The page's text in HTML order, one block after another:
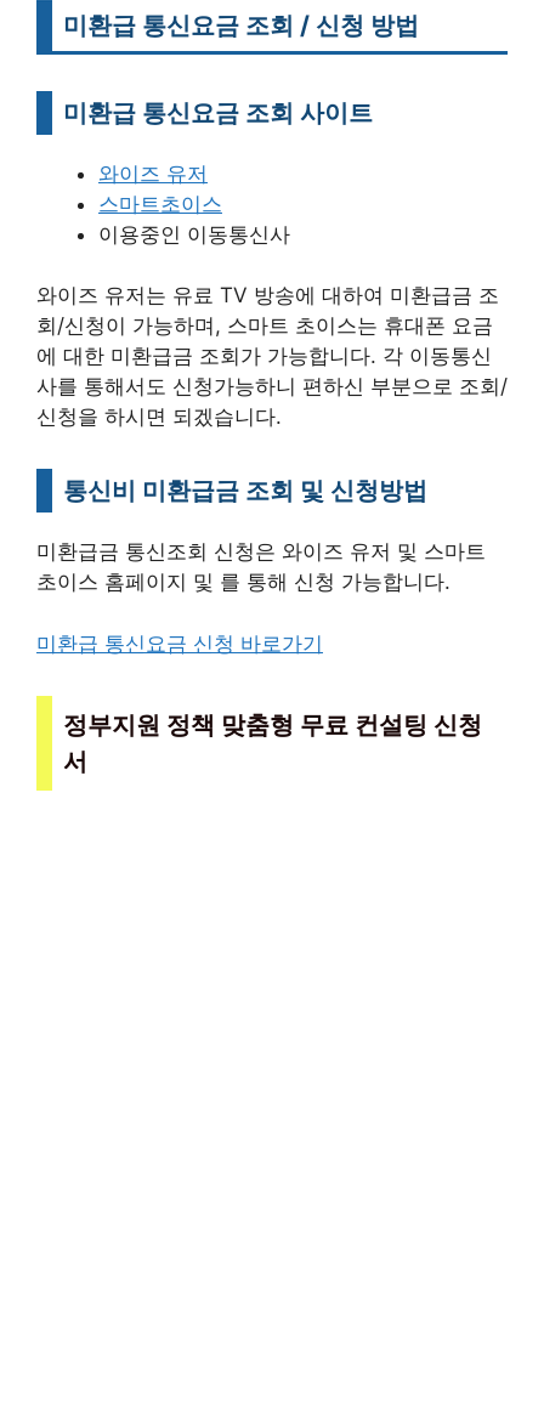
미환급 통신요금 조회 / 신청 방법
미환급 통신요금 조회 사이트
와이즈 유저
스마트초이스
이용중인 이동통신사
와이즈 유저는 유료 TV 방송에 대하여 미환급금 조
회/신청이 가능하며, 스마트 초이스는 휴대폰 요금
에 대한 미환급금 조회가 가능합니다. 각 이동통신
사를 통해서도 신청가능하니 편하신 부분으로 조회/
신청을 하시면 되겠습니다.
통신비 미환급금 조회 및 신청방법
미환급금 통신조회 신청은 와이즈 유저 및 스마트
초이스 홈페이지 및 를 통해 신청 가능합니다.
미환급 통신요금 신청 바로가기
정부지원 정책 맞춤형 무료 컨설팅 신청
서